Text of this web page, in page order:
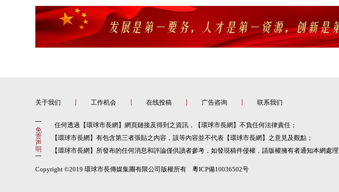
关于我们 工作机会 在线投稿 广告咨询 联系我们
免
责
声
明
· 任何透過【環球市長網】網頁鏈接及得到之資訊，【環球市長網】不負任何法律責任；
· 【環球市長網】有包含第三者張貼之內容，該等內容並不代表【環球市長網】之意見及觀點；
· 【環球市長網】所發布的任何消息和評論僅供讀者參考，如發現稿件侵權，請版權擁有者通知本網處理
Copyright ©2019 環球市長傳媒集團有限公司版權所有 粵ICP備10036502号